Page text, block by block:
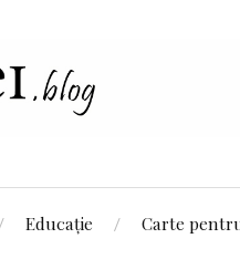
Educație Carte